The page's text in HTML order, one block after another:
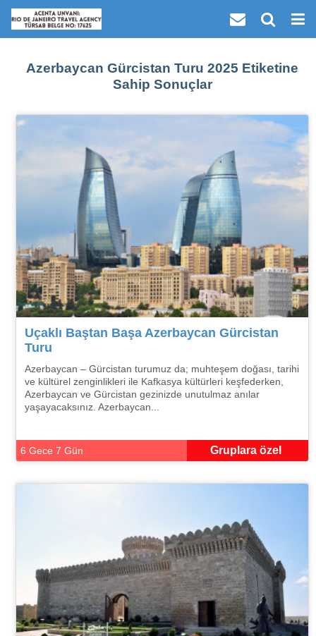
Azerbaycan Gürcistan Turu 2025 Etiketine
Sahip Sonuçlar
Uçaklı Baştan Başa Azerbaycan Gürcistan
Turu
Azerbaycan – Gürcistan turumuz da; muhteşem doğası, tarihi
ve kültürel zenginlikleri ile Kafkasya kültürleri keşfederken,
Azerbaycan ve Gürcistan gezinizde unutulmaz anılar
yaşayacaksınız. Azerbaycan...
6 Gece 7 Gün Gruplara özel